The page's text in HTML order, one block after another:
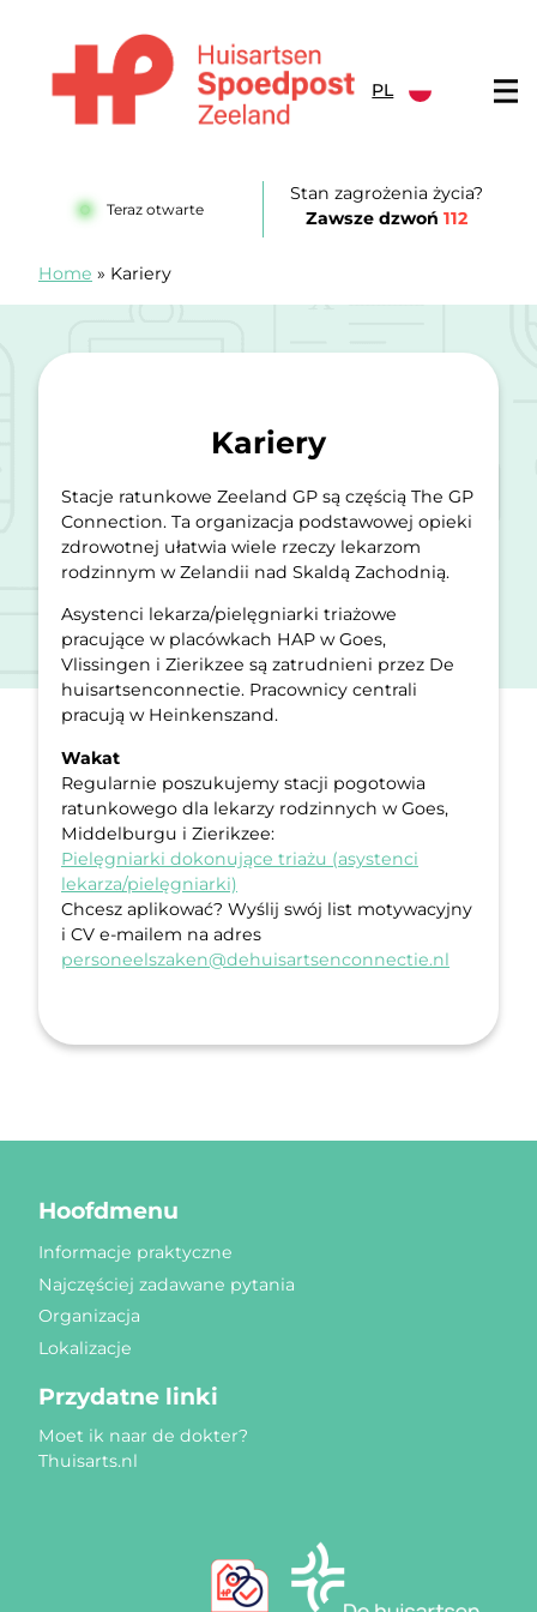
PL
Teraz otwarte
Stan zagrożenia życia?
Zawsze dzwoń112
Home » Kariery
Kariery
Stacje ratunkowe Zeeland GP są częścią The GP
Connection. Ta organizacja podstawowej opieki
zdrowotnej ułatwia wiele rzeczy lekarzom
rodzinnym w Zelandii nad Skaldą Zachodnią.
Asystenci lekarza/pielęgniarki triażowe
pracujące w placówkach HAP w Goes,
Vlissingen i Zierikzee są zatrudnieni przez De
huisartsenconnectie. Pracownicy centrali
pracują w Heinkenszand.
Wakat
Regularnie poszukujemy stacji pogotowia
ratunkowego dla lekarzy rodzinnych w Goes,
Middelburgu i Zierikzee:
Pielęgniarki dokonujące triażu (asystenci
lekarza/pielęgniarki)
Chcesz aplikować? Wyślij swój list motywacyjny
i CV e-mailem na adres
personeelszaken@dehuisartsenconnectie.nl
Hoofdmenu
Informacje praktyczne
Najczęściej zadawane pytania
Organizacja
Lokalizacje
Przydatne linki
Moet ik naar de dokter?
Thuisarts.nl